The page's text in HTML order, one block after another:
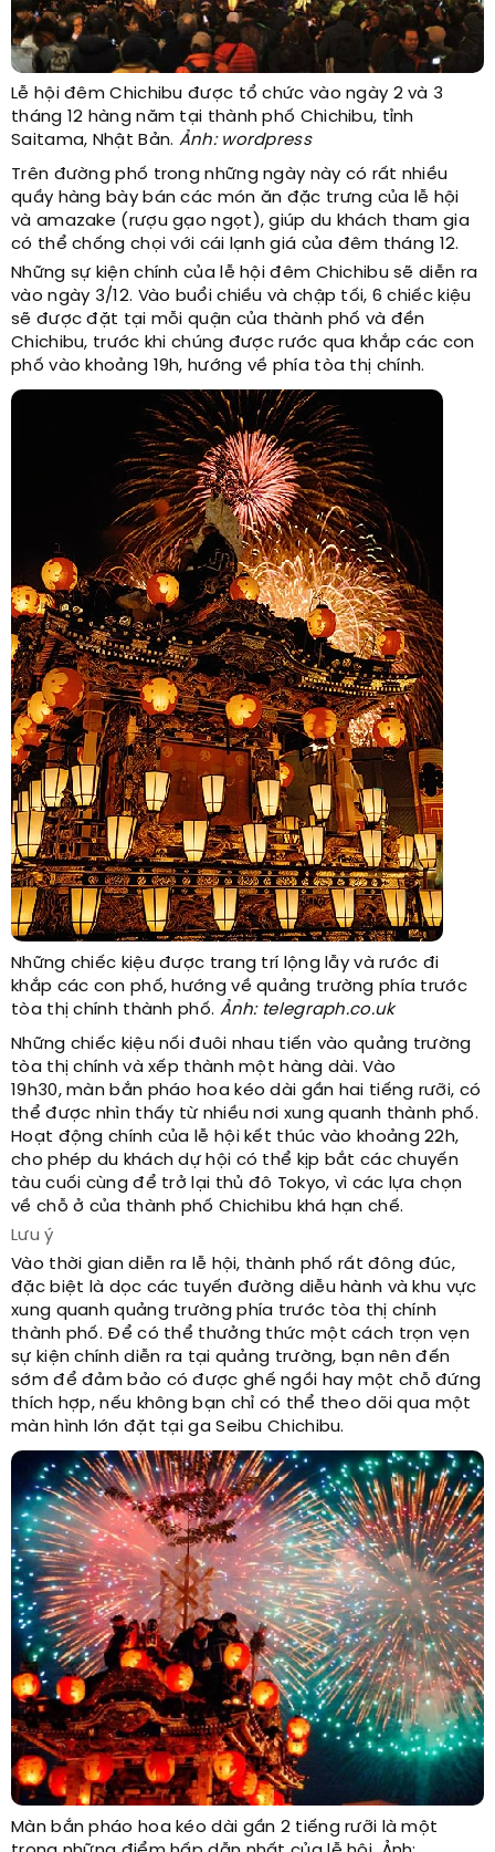
Lễ hội đêm Chichibu được tổ chức vào ngày 2 và 3
tháng 12 hàng năm tại thành phố Chichibu, tỉnh
Saitama, Nhật Bản. Ảnh: wordpress
Trên đường phố trong những ngày này có rất nhiều
quầy hàng bày bán các món ăn đặc trưng của lễ hội
và amazake (rượu gạo ngọt), giúp du khách tham gia
có thể chống chọi với cái lạnh giá của đêm tháng 12.
Những sự kiện chính của lễ hội đêm Chichibu sẽ diễn ra
vào ngày 3/12. Vào buổi chiều và chập tối, 6 chiếc kiệu
sẽ được đặt tại mỗi quận của thành phố và đền
Chichibu, trước khi chúng được rước qua khắp các con
phố vào khoảng 19h, hướng về phía tòa thị chính.
Những chiếc kiệu được trang trí lộng lẫy và rước đi
khắp các con phố, hướng về quảng trường phía trước
tòa thị chính thành phố. Ảnh: telegraph.co.uk
Những chiếc kiệu nối đuôi nhau tiến vào quảng trường
tòa thị chínhvà xếp thành một hàng dài. Vào
19h30,màn bắn pháo hoa kéo dài gần hai tiếng rưỡi, có
thể được nhìn thấy từ nhiều nơi xung quanh thành phố.
Hoạt động chính của lễ hội kết thúc vào khoảng 22h,
cho phép du khách dự hội có thể kịp bắt các chuyến
tàu cuối cùng để trở lại thủ đô Tokyo, vì các lựa chọn
về chỗ ở của thành phố Chichibu khá hạn chế.
Lưu ý
Vào thời gian diễn ra lễ hội, thành phố rất đông đúc,
đặc biệt là dọc các tuyến đường diễu hành và khu vực
xung quanh quảng trường phía trước tòa thị chính
thành phố. Để có thể thưởng thức một cách trọn vẹn
sự kiện chính diễn ra tại quảng trường, bạn nên đến
sớm để đảm bảo có được ghế ngồi hay một chỗ đứng
thích hợp, nếu không bạn chỉ có thể theo dõi qua một
màn hình lớn đặt tại ga Seibu Chichibu.
Màn bắn pháo hoa kéo dài gần 2 tiếng rưỡi là một